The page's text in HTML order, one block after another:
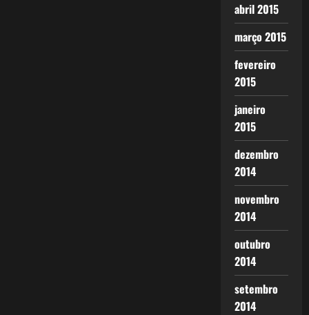
abril 2015
março 2015
fevereiro
2015
janeiro
2015
dezembro
2014
novembro
2014
outubro
2014
setembro
2014